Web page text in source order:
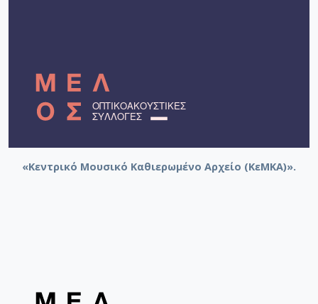
«Κεντρικό Μουσικό Καθιερωμένο Αρχείο (ΚεΜΚΑ)».